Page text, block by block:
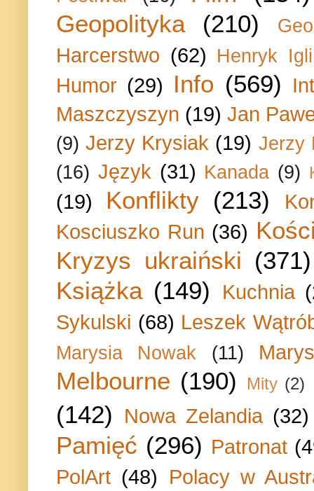
Geopolityka
(210)
Harcerstwo (62) Henryk
Humor (29) Info (569)
Maszczyszyn (19) Jan
(9) Jerzy Krysiak (19) Jerzy
(16) Język (31) Kanada (9)
(19) Konflikty (213)
Kosciuszko Run (36)
Kryzys ukraiński (371)
Książka (149) Kuchnia
Sykulski (68) Leszek
Marysia Nowak (11)
Melbourne (190) Mity (2)
(142) Nowa Zelandia (32)
Pamięć (296) Patronat
PolArt (48) Polacy w